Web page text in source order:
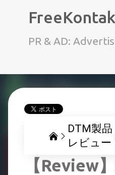
PR & AD:
DTM製品
レビュー
【Review